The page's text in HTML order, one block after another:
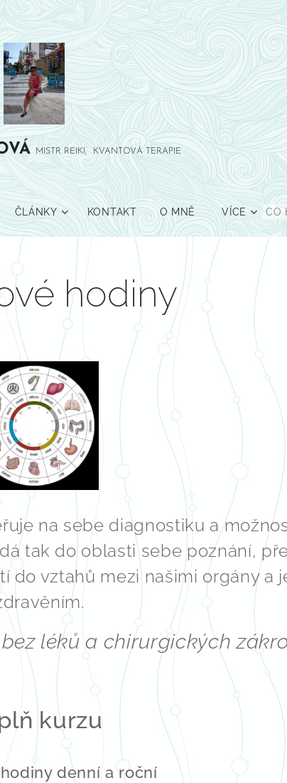
MISTR REIKI, KVANTOVÁ TERAPIE
ČLÁNKY KONTAKT O MNĚ VÍCE
hodiny
na sebe diagnostiku a
tak do oblasti sebe poznání,
do vztahů mezi našimi orgány a
léků a chirurgických
kurzu
denní a roční